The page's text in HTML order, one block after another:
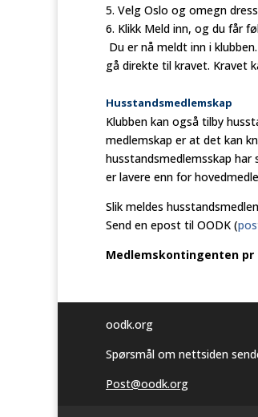
5. Velg Oslo og omegn
6. Klikk Meld inn, og du får
Du er nå meldt inn i
gå direkte til kravet. Kravet
Husstandsmedlemskap
Klubben kan også tilby
medlemskap er at det kan
husstandsmedlemsskap
er lavere enn for
Slik meldes
Send en epost til OODK (
Medlemskontingenten pr
oodk.org
Spørsmål om nettsiden
Post@oodk.org